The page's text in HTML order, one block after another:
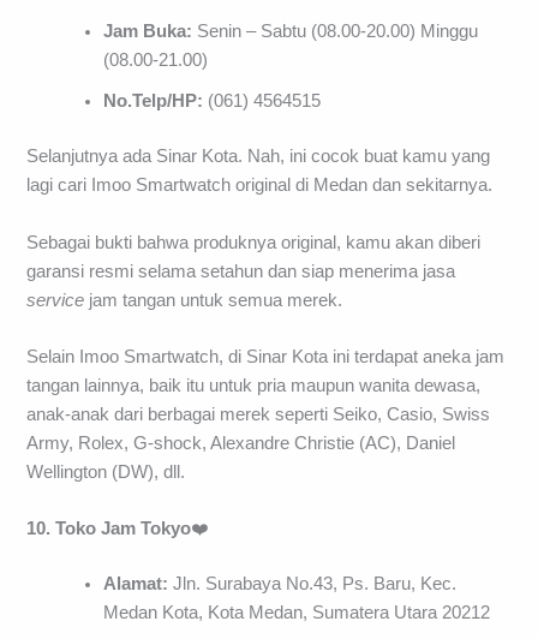
Jam Buka: Senin – Sabtu (08.00-20.00) Minggu
(08.00-21.00)
No.Telp/HP: (061) 4564515
Selanjutnya ada Sinar Kota. Nah, ini cocok buat kamu yang
lagi cari Imoo Smartwatch original di Medan dan sekitarnya.
Sebagai bukti bahwa produknya original, kamu akan diberi
garansi resmi selama setahun dan siap menerima jasa
service jam tangan untuk semua merek.
Selain Imoo Smartwatch, di Sinar Kota ini terdapat aneka jam
tangan lainnya, baik itu untuk pria maupun wanita dewasa,
anak-anak dari berbagai merek seperti Seiko, Casio, Swiss
Army, Rolex, G-shock, Alexandre Christie (AC), Daniel
Wellington (DW), dll.
10. Toko Jam Tokyo❤️
Alamat: Jln. Surabaya No.43, Ps. Baru, Kec.
Medan Kota, Kota Medan, Sumatera Utara 20212